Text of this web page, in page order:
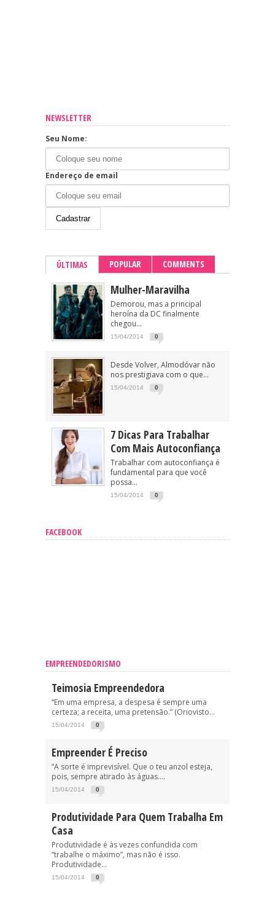
NEWSLETTER
Seu Nome:
Endereço de email
ÚLTIMAS POPULAR COMMENTS
Mulher-Maravilha
Demorou, mas a principal
heroína da DC finalmente
chegou...
15/04/2014 0
Desde Volver, Almodóvar não
nos prestigiava com o que...
15/04/2014 0
7 Dicas Para Trabalhar
Com Mais Autoconfiança
Trabalhar com autoconfiança é
fundamental para que você
possa...
15/04/2014 0
FACEBOOK
EMPREENDEDORISMO
Teimosia Empreendedora
“Em uma empresa, a despesa é sempre uma
certeza; a receita, uma pretensão.” (Oriovisto...
15/04/2014 0
Empreender É Preciso
“A sorte é imprevisível. Que o teu anzol esteja,
pois, sempre atirado às águas....
15/04/2014 0
Produtividade Para Quem Trabalha Em
Casa
Produtividade é às vezes confundida com
“trabalhe o máximo”, mas não é isso.
Produtividade...
15/04/2014 0